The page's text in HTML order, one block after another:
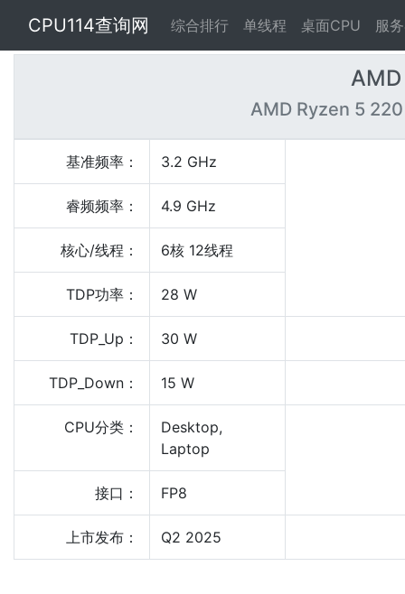
CPU114查询网 综合排行 单线程 桌面CPU 服
AMD Ryzen 5
基准频率： 3.2 GHz
睿频频率： 4.9 GHz
核心/线程： 6核 12线程
TDP功率： 28 W
TDP_Up： 30 W
TDP_Down： 15 W
CPU分类：
Desktop,
Laptop
接口： FP8
上市发布： Q2 2025